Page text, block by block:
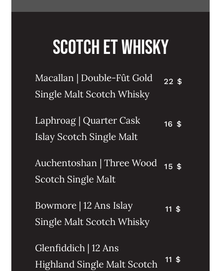
SCOTCH et WHISKY
Macallan | Double-Fût Gold
Single Malt Scotch Whisky
22 $
Laphroag | Quarter Cask
Islay Scotch Single Malt
16 $
Auchentoshan | Three Wood
Scotch Single Malt
15 $
Bowmore | 12 Ans Islay
Single Malt Scotch Whisky
11 $
Glenfiddich | 12 Ans
Highland Single Malt Scotch
11 $